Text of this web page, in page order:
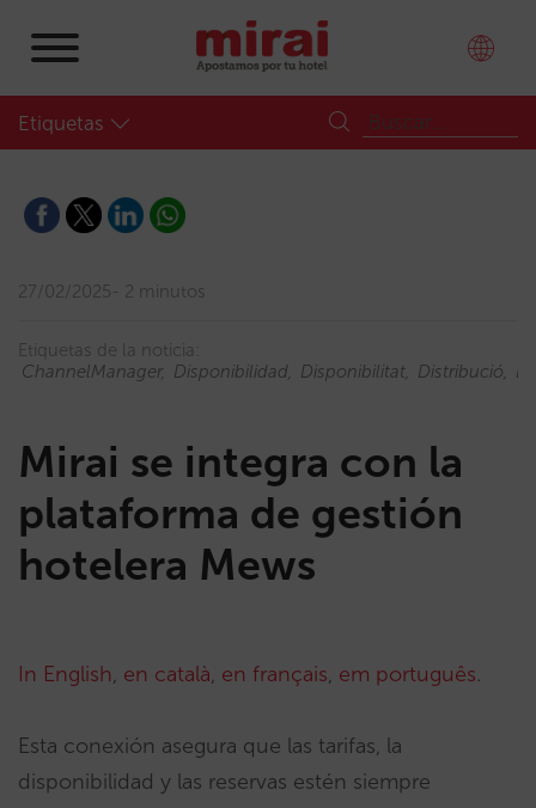
Etiquetas
27/02/2025 2 minutos
Etiquetas de la noticia:
ChannelManager
Disponibilidad Disponibilitat Distribució
Mirai se integra con la
plataforma de gestión
hotelera Mews
In English, en català, en français, em português.
Esta conexión asegura que las tarifas, la
disponibilidad y las reservas estén siempre